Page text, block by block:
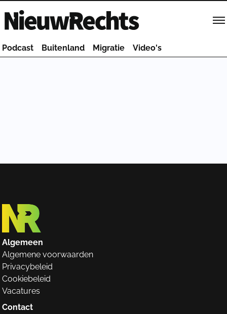
Homepage van NieuwRechts
Podcast Buitenland Migratie Video's
Algemeen
Algemene voorwaarden
Privacybeleid
Cookiebeleid
Vacatures
Contact